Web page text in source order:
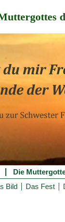
Die
Bild Das Fest